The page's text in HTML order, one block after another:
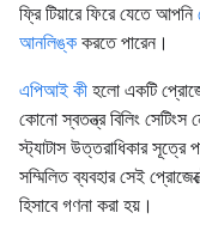
ফ্রি টিয়ারে ফিরে যেতে আপনি
আনলিঙ্ক করতে পারেন।
এপিআই কী হলো একটি
কোনো স্বতন্ত্র বিলিং সেটিংস
স্ট্যাটাস উত্তরাধিকার
সম্মিলিত ব্যবহার সেই
হিসাবে গণনা করা হয়।